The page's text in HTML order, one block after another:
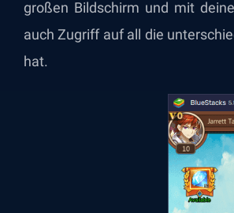
großen Bildschirm und mit
auch Zugriff auf all die
hat.